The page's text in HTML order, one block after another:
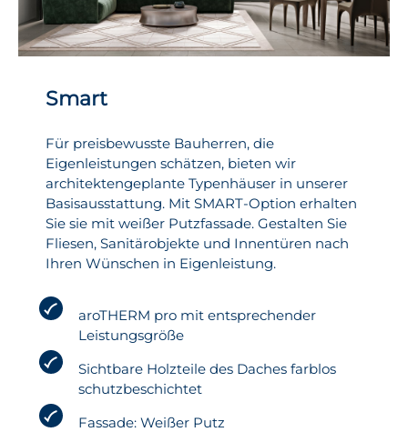
Smart
Für preisbewusste Bauherren, die
Eigenleistungen schätzen, bieten wir
architektengeplante Typenhäuser in unserer
Basisausstattung. Mit SMART-Option erhalten
Sie sie mit weißer Putzfassade. Gestalten Sie
Fliesen, Sanitärobjekte und Innentüren nach
Ihren Wünschen in Eigenleistung.
aroTHERM pro mit entsprechender
Leistungsgröße
Sichtbare Holzteile des Daches farblos
schutzbeschichtet
Fassade: Weißer Putz